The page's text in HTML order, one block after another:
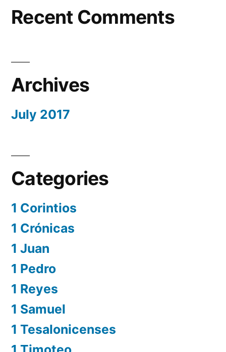
Recent Comments
Archives
July 2017
Categories
1 Corintios
1 Crónicas
1 Juan
1 Pedro
1 Reyes
1 Samuel
1 Tesalonicenses